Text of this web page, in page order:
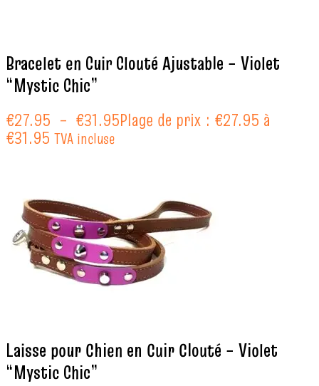
Bracelet en Cuir Clouté Ajustable – Violet
“Mystic Chic”
€27.95 – €31.95Plage de prix : €27.95 à
€31.95 TVA incluse
Laisse pour Chien en Cuir Clouté – Violet
“Mystic Chic”